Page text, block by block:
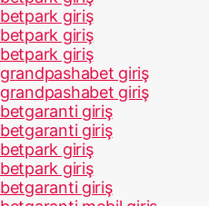
betpark giriş
betpark giriş
betpark giriş
grandpashabet giriş
grandpashabet giriş
betgaranti giriş
betgaranti giriş
betpark giriş
betpark giriş
betgaranti giriş